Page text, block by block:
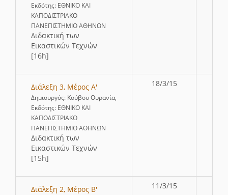
Εκδότης: ΕΘΝΙΚΟ ΚΑΙ
ΚΑΠΟΔΙΣΤΡΙΑΚΟ
ΠΑΝΕΠΙΣΤΗΜΙΟ ΑΘΗΝΩΝ
∆ιδακτική των
Εικαστικών Τεχνών
[16h]
Διάλεξη 3, Μέρος Α'
Δημιουργός: Κούβου Ουρανία,
Εκδότης: ΕΘΝΙΚΟ ΚΑΙ
ΚΑΠΟΔΙΣΤΡΙΑΚΟ
ΠΑΝΕΠΙΣΤΗΜΙΟ ΑΘΗΝΩΝ
∆ιδακτική των
Εικαστικών Τεχνών
[15h]
18/3/15
Διάλεξη 2, Μέρος Β' 11/3/15